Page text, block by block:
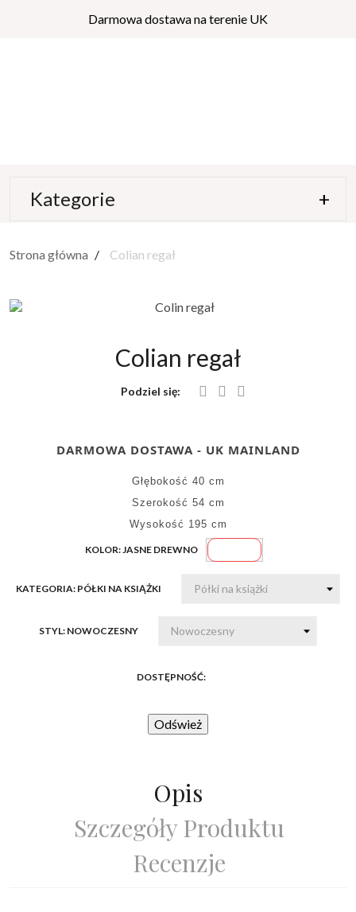
Darmowa dostawa na terenie UK
Kategorie
Strona główna Colian regał
Colian regał
Podziel się:
DARMOWA DOSTAWA - UK MAINLAND
Głębokość 40 cm
Szerokość 54 cm
Wysokość 195 cm
KOLOR: JASNE DREWNO
Jasne
KATEGORIA: PÓŁKI NA KSIĄŻKI
STYL: NOWOCZESNY
DOSTĘPNOŚĆ:
Opis
Szczegóły Produktu
Recenzje